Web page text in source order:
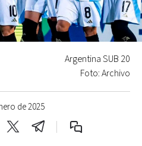
de 2025
Argentina SUB 20
Foto: Archivo